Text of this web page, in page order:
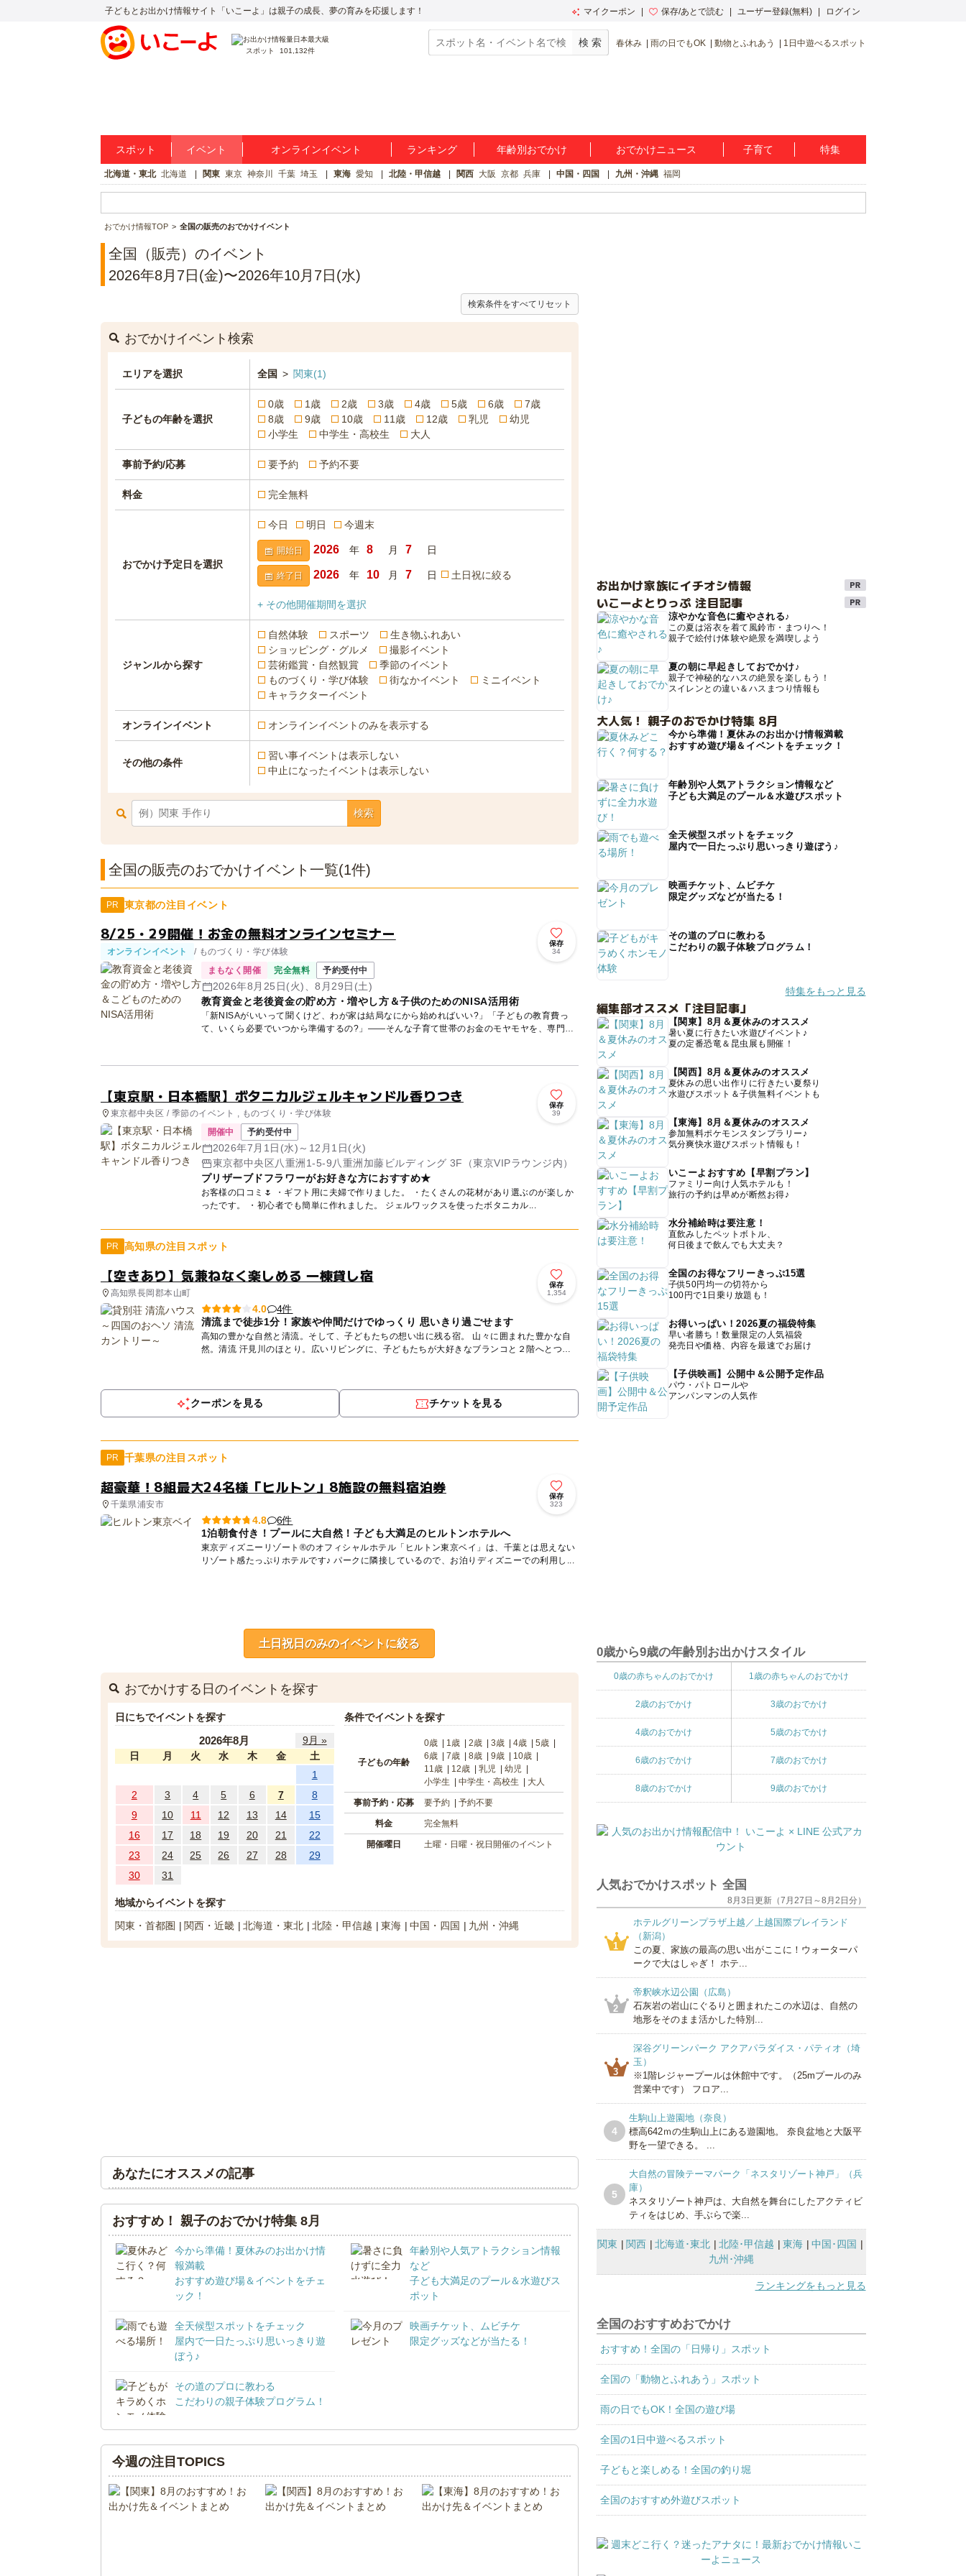
子どもとお出かけ情報サイト「いこーよ」は親子の成長、夢の育みを応援します！ マイクーポン 保存/あとで読む ユーザー登録(無料) ログイン
スポット 101,132件
春休み 雨の日でもOK 動物とふれあう 1日中遊べるスポット
スポット イベント オンラインイベント ランキング 年齢別おでかけ おでかけニュース 子育て 特集
北海道・東北 北海道 関東 東京 神奈川 千葉 埼玉 東海 愛知 北陸・甲信越 関西 大阪 京都 兵庫 中国・四国 九州・沖縄 福岡
おでかけ情報TOP 全国の販売のおでかけイベント
全国（販売）のイベント
2026年8月7日(金)〜2026年10月7日(水)
検索条件をすべてリセット
おでかけイベント検索
エリアを選択 全国 > 関東(1)
子どもの年齢を選択
0歳 1歳 2歳 3歳 4歳 5歳 6歳
7歳
8歳
9歳 10歳 11歳 12歳 乳児
幼児
小学生
中学生・高校生 大人
事前予約/応募 要予約 予約不要
料金 完全無料
おでかけ予定日を選択
今日 明日 今週末
開始日 年 月 日
終了日 年 月 日 土日祝に絞る
+ その他開催期間を選択
ジャンルから探す
自然体験 スポーツ
生き物ふれあい
ショッピング・グルメ
撮影イベント
芸術鑑賞・自然観賞
季節のイベント
ものづくり・学び体験
街なかイベント
ミニイベント
キャラクターイベント
オンラインイベント オンラインイベントのみを表示する
その他の条件
習い事イベントは表示しない
中止になったイベントは表示しない
検索
全国の販売のおでかけイベント一覧(1件)
PR 東京都の注目イベント
8/25・29開催！お金の無料オンラインセミナー
オンラインイベント / ものづくり・学び体験
保存
34
まもなく開催 完全無料 予約受付中
2026年8月25日(火)、8月29日(土)
教育資金と老後資金の貯め方・増やし方＆子供のためのNISA活用術
「新NISAがいいって聞くけど、わが家は結局なにから始めればいい?」「子どもの教育費っ
て、いくら必要でいつから準備するの?」——そんな子育て世帯のお金のモヤモヤを、専門の
【東京駅・日本橋駅】ボタニカルジェルキャンドル香りつき
東京都中央区 / 季節のイベント , ものづくり・学び体験
保存
39
開催中 予約受付中
2026年7月1日(水)～12月1日(火)
東京都中央区八重洲1-5-9八重洲加藤ビルディング 3F（東京VIPラウンジ内）
プリザーブドフラワーがお好きな方におすすめ★
お客様の口コミ🌷 ・ギフト用に夫婦で作りました。 ・たくさんの花材があり選ぶのが楽しか
ったです。 ・初心者でも簡単に作れました。 ジェルワックスを使ったボタニカル...
PR 高知県の注目スポット
【空きあり】気兼ねなく楽しめる 一棟貸し宿
高知県長岡郡本山町
保存
1,354
4.0
4件
清流まで徒歩1分！家族や仲間だけでゆっくり 思いきり過ごせます
高知の豊かな自然と清流。そして、子どもたちの想い出に残る宿。 山々に囲まれた豊かな自
然。清流 汗見川のほとり。広いリビングに、子どもたちが大好きなブランコと２階へとつ
クーポンを見る チケットを見る
PR 千葉県の注目スポット
超豪華！8組最大24名様「ヒルトン」8施設の無料宿泊券
千葉県浦安市
保存
323
4.8
6件
1泊朝食付き！プールに大自然！子ども大満足のヒルトンホテルへ
東京ディズニーリゾート®のオフィシャルホテル「ヒルトン東京ベイ」は、千葉とは思えない
リゾート感たっぷりホテルです♪ パークに隣接しているので、お泊りディズニーでの利用し...
土日祝日のみのイベントに絞る
おでかけする日のイベントを探す
日にちでイベントを探す
2026年8月
9月 »
日
月 火 水 木 金
土
1
2
3 4 5 6 7
8
9
10 11 12 13 14
15
16
17 18 19 20 21
22
23
24 25 26 27 28
29
30
31
条件でイベントを探す
子どもの年齢
0歳 1歳 2歳 3歳 4歳
5歳
6歳
7歳 8歳 9歳
10歳
11歳
12歳 乳児
幼児
小学生
中学生・高校生 大人
事前予約・応募 要予約 予約不要
料金 完全無料
開催曜日 土曜・日曜・祝日開催のイベント
地域からイベントを探す
関東・首都圏
関西・近畿 北海道・東北 北陸・甲信越 東海 中国・四国 九州・沖縄
あなたにオススメの記事
おすすめ！ 親子のおでかけ特集 8月
今から準備！夏休みのお出かけ情
報満載
おすすめ遊び場＆イベントをチェ
ック！
年齢別や人気アトラクション情報
など
子ども大満足のプール＆水遊びス
ポット
全天候型スポットをチェック
屋内で一日たっぷり思いっきり遊
ぼう♪
映画チケット、ムビチケ
限定グッズなどが当たる！
その道のプロに教わる
こだわりの親子体験プログラム！
今週の注目TOPICS
お出かけ家族にイチオシ情報
いこーよとりっぷ 注目記事
涼やかな音色に癒やされる♪
この夏は浴衣を着て風鈴市・まつりへ！
親子で絵付け体験や絶景を満喫しよう
夏の朝に早起きしておでかけ♪
親子で神秘的なハスの絶景を楽しもう！
スイレンとの違い＆ハスまつり情報も
大人気！ 親子のおでかけ特集 8月
今から準備！夏休みのお出かけ情報満載
おすすめ遊び場＆イベントをチェック！
年齢別や人気アトラクション情報など
子ども大満足のプール＆水遊びスポット
全天候型スポットをチェック
屋内で一日たっぷり思いっきり遊ぼう♪
映画チケット、ムビチケ
限定グッズなどが当たる！
その道のプロに教わる
こだわりの親子体験プログラム！
特集をもっと見る
編集部オススメ「注目記事」
【関東】8月＆夏休みのオススメ
暑い夏に行きたい水遊びイベント♪
夏の定番恐竜＆昆虫展も開催！
【関西】8月＆夏休みのオススメ
夏休みの思い出作りに行きたい夏祭り
水遊びスポット＆子供無料イベントも
【東海】8月＆夏休みのオススメ
参加無料ポケモンスタンプラリー♪
気分爽快水遊びスポット情報も！
いこーよおすすめ【早割プラン】
ファミリー向け人気ホテルも！
旅行の予約は早めが断然お得♪
水分補給時は要注意！
直飲みしたペットボトル、
何日後まで飲んでも大丈夫？
全国のお得なフリーきっぷ15選
子供50円均一の切符から
100円で1日乗り放題も！
お得いっぱい！2026夏の福袋特集
早い者勝ち！数量限定の人気福袋
発売日や価格、内容を最速でお届け
【子供映画】公開中＆公開予定作品
パウ・パトロールや
アンパンマンの人気作
0歳から9歳の年齢別お出かけスタイル
0歳の赤ちゃんのおでかけ 1歳の赤ちゃんのおでかけ
2歳のおでかけ 3歳のおでかけ
4歳のおでかけ 5歳のおでかけ
6歳のおでかけ 7歳のおでかけ
8歳のおでかけ 9歳のおでかけ
人気おでかけスポット 全国
8月3日更新（7月27日～8月2日分）
1
ホテルグリーンプラザ上越／上越国際プレイランド
（新潟）
この夏、家族の最高の思い出がここに！ウォーターパ
ークで大はしゃぎ！ ホテ...
2
帝釈峡水辺公園（広島）
石灰岩の岩山にぐるりと囲まれたこの水辺は、自然の
地形をそのまま活かした特別...
3
深谷グリーンパーク アクアパラダイス・パティオ（埼
玉）
※1階レジャープールは休館中です。（25mプールのみ
営業中です） フロア...
4
生駒山上遊園地（奈良）
標高642ｍの生駒山上にある遊園地。 奈良盆地と大阪平
野を一望できる。 ...
5
大自然の冒険テーマパーク「ネスタリゾート神戸」（兵
庫）
ネスタリゾート神戸は、大自然を舞台にしたアクティビ
ティをはじめ、手ぶらで楽...
関東 関西 北海道･東北 北陸･甲信越 東海
中国･四国
九州･沖縄
ランキングをもっと見る
全国のおすすめおでかけ
おすすめ！全国の「日帰り」スポット
全国の「動物とふれあう」スポット
雨の日でもOK！全国の遊び場
全国の1日中遊べるスポット
子どもと楽しめる！全国の釣り堀
全国のおすすめ外遊びスポット